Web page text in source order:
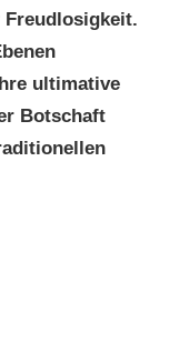
Freudlosigkeit.
ultimative
Botschaft